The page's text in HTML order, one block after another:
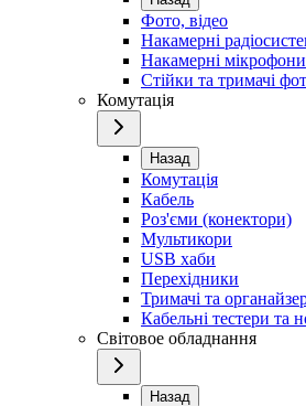
Фото, відео
Накамерні
Накамерні мікрофони
Стійки та тримачі
Комутація
Назад
Комутація
Кабель
Роз'єми (конектори)
Мультикори
USB хаби
Перехідники
Тримачі та
Кабельні тестери та
Світовое обладнання
Назад